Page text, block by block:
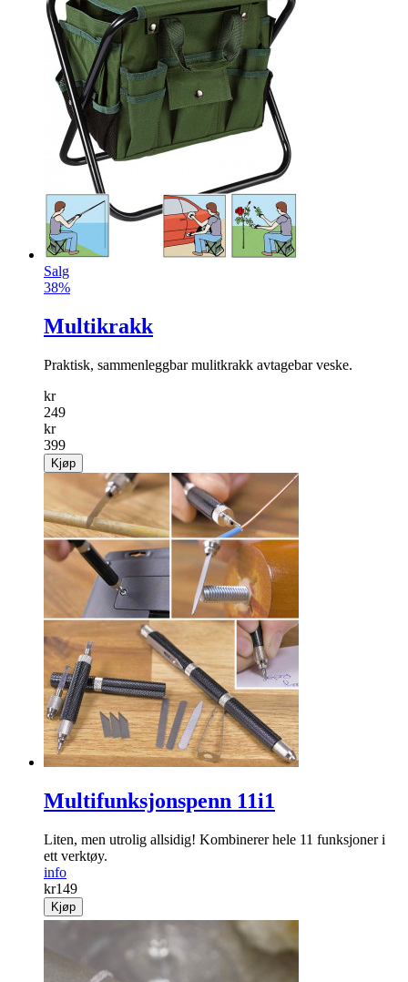
Salg
38%
Multikrakk
Praktisk, sammenleggbar mulitkrakk avtagebar veske.
kr
249
kr
399
Kjøp
Multifunksjonspenn 11i1
Liten, men utrolig allsidig! Kombinerer hele 11 funksjoner i
ett verktøy.
info
kr149
Kjøp